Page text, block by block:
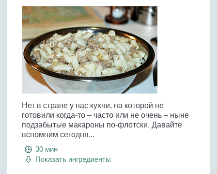
Нет в стране у нас кухни, на которой не
готовили когда-то – часто или не очень – ныне
подзабытые макароны по-флотски. Давайте
вспомним сегодня...
30 мин
Показать ингредиенты